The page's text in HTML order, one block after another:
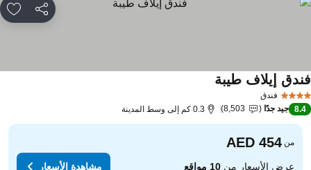
مشاركة
فندق
إيلاف طيبة
8.4 جيد جدًا 8,503 0.3 كم إلى وسط المدينة
من
عرض الأسعار من10 مواقع مشاهدة الأسعار